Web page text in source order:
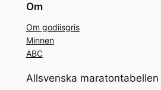
Om
Om godiisgris
Minnen
ABC
Allsvenska maratontabellen